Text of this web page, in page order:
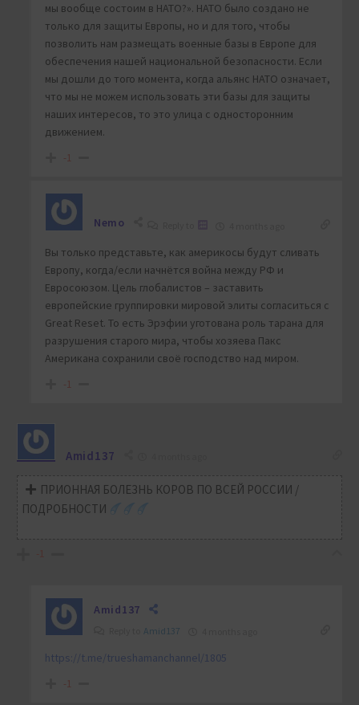
мы вообще состоим в НАТО?». НАТО было создано не
только для защиты Европы, но и для того, чтобы
позволить нам размещать военные базы в Европе для
обеспечения нашей национальной безопасности. Если
мы дошли до того момента, когда альянс НАТО означает,
что мы не можем использовать эти базы для защиты
наших интересов, то это улица с односторонним
движением.
-1
Nemo
Вы только представьте, как америкосы будут сливать
Европу, когда/если начнётся война между РФ и
Евросоюзом. Цель глобалистов – заставить
европейские группировки мировой элиты согласиться с
Great Reset. То есть Эрэфии уготована роль тарана для
разрушения старого мира, чтобы хозяева Пакс
Американа сохранили своё господство над миром.
-1
Amid137
ПРИОННАЯ БОЛЕЗНЬ КОРОВ ПО ВСЕЙ РОССИИ /
ПОДРОБНОСТИ
Amid137
Amid137
https://t.me/trueshamanchannel/1805
-1